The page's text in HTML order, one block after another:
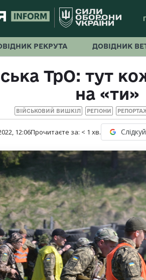
РЕКРУТА ДОВІДНИК
ТрО: тут
на «ти»
ВІЙСЬКОВИЙ ВИШКІЛ РЕГІОНИ
12:06Прочитаєте за: < 1 хв.